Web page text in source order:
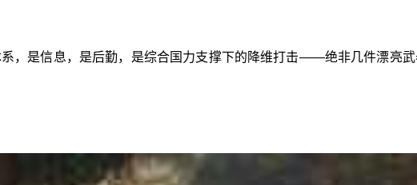
，是信息，是后勤，是综合国力支撑下的降维打击——绝非几件漂亮